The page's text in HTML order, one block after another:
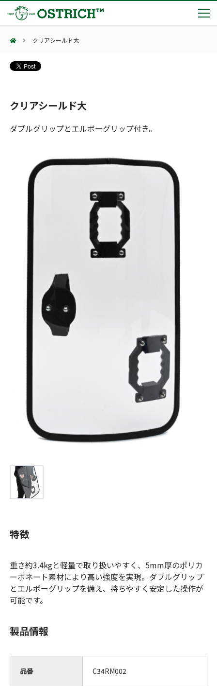
製品カテゴリー
輸血保冷庫
(Bear Avoidance)
止血・止血キット
(Airway)
呼吸管理
(Respiration)
(Circulation)
低体温防止
もっと見る
製品をキーワードで検索
夏季休業のお知らせ
第7回 地域×Tech東北 ご来場ありがとうございました！
オーストリッチ熊対策カタログ
オーストリッチ防犯カタログ
ダマスカス製品カタログ（日本語版）
総合カタログ掲載のお知らせ
もっと見る
会社案内
アクセス
主な納入実績
採用情報
採用情報（外部サイトに移動します）
お問合せ
見積り
クリアシールド大
クリアシールド大
ダブルグリップとエルボーグリップ付き。
特徴
重さ約3.4kgと軽量で取り扱いやすく、5mm厚のポリカ
ーボネート素材により高い強度を実現。ダブルグリップ
とエルボーグリップを備え、持ちやすく安定した操作が
可能です。
製品情報
品番 C34RM002